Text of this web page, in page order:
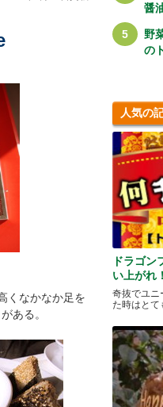
くなかなか足を
ある。
醤
野
の
人気の
ドラゴ
い上がれ！
奇抜でユニ
た時はとて